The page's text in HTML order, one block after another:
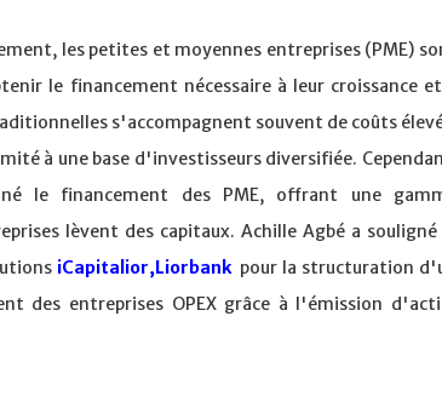
les petites et moyennes entreprises (PME)
le financement nécessaire à leur croissance
s'accompagnent souvent de coûts
à une base d'investisseurs diversifiée.
le financement des PME, offrant une
lèvent des capitaux. Achille Agbé a souligné
iCapitalior,Liorbankpour la structuration
des entreprises OPEX grâce à l'émission